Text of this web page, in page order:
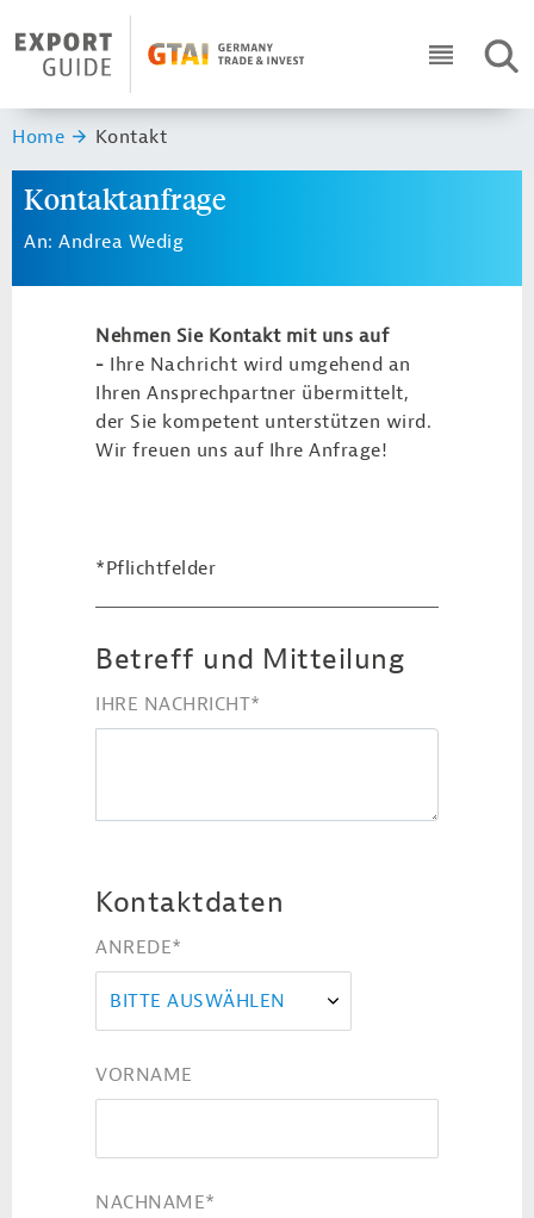
Header Logo
ICON
Sie sind hier:
Home Kontakt
Kontaktanfrage
An: Andrea Wedig
Nehmen Sie Kontakt mit uns auf
- Ihre Nachricht wird umgehend an
Ihren Ansprechpartner übermittelt,
der Sie kompetent unterstützen wird.
Wir freuen uns auf Ihre Anfrage!
*Pflichtfelder
Betreff und Mitteilung
IHRE NACHRICHT*
Kontaktdaten
ANREDE*
BITTE AUSWÄHLEN
VORNAME
NACHNAME*